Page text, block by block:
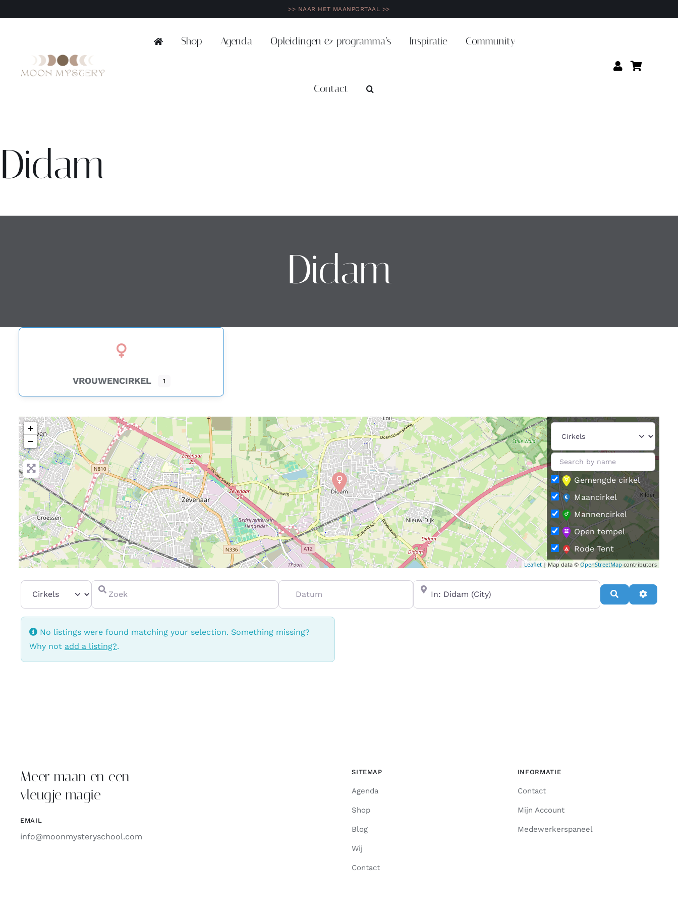
naar
>> NAAR HET MAANPORTAAL >>
Shop Agenda Opleidingen & programma’s Inspiratie Community
Contact
Didam
Didam
VROUWENCIRKEL 1
+
−
Leaflet | Map data © OpenStreetMapcontributors
Gemengde cirkel
Maancirkel
Mannencirkel
Open tempel
Rode Tent
Vrouwencirkel
Zoek In de buurt van
Search
No listings were found matching your selection. Something missing?
Why not add a listing?.
Meer maan en een
vleugje magie
EMAIL
info@moonmysteryschool.com
SITEMAP
Agenda
Shop
Blog
Wij
Contact
INFORMATIE
Contact
Mijn Account
Medewerkerspaneel